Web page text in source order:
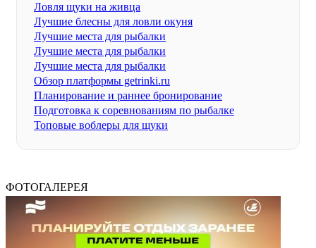
Ловля щуки на живца
Лучшие блесны для ловли окуня
Лучшие места для рыбалки
Лучшие места для рыбалки
Лучшие места для рыбалки
Обзор платформы getrinki.ru
Планирование и раннее бронирование
Подготовка к соревнованиям по рыбалке
Топовые воблеры для щуки
ФОТОГАЛЕРЕЯ